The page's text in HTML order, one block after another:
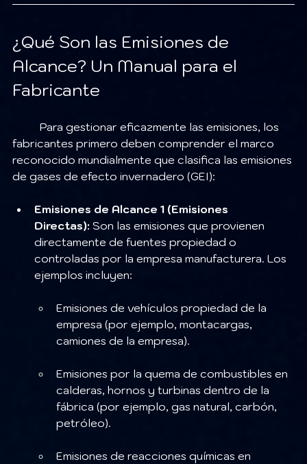
¿Qué Son las Emisiones de
Alcance? Un Manual para el
Fabricante
fabricantes primero deben comprender el marco
reconocido mundialmente que clasifica las emisiones
de gases de efecto invernadero (GEI):
Emisiones de Alcance 1 (Emisiones
Directas): Son las emisiones que provienen
directamente de fuentes propiedad o
controladas por la empresa manufacturera. Los
ejemplos incluyen:
Emisiones de vehículos propiedad de la
empresa (por ejemplo, montacargas,
camiones de la empresa).
Emisiones por la quema de combustibles en
calderas, hornos y turbinas dentro de la
fábrica (por ejemplo, gas natural, carbón,
petróleo).
Emisiones de reacciones químicas en